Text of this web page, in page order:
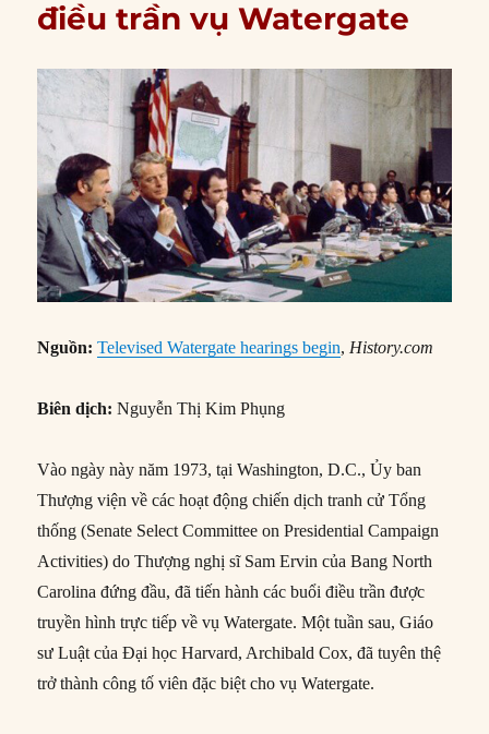
điều trần vụ Watergate
Nguồn: Televised Watergate hearings begin, History.com
Biên dịch: Nguyễn Thị Kim Phụng
Vào ngày này năm 1973, tại Washington, D.C., Ủy ban
Thượng viện về các hoạt động chiến dịch tranh cử Tổng
thống (Senate Select Committee on Presidential Campaign
Activities) do Thượng nghị sĩ Sam Ervin của Bang North
Carolina đứng đầu, đã tiến hành các buổi điều trần được
truyền hình trực tiếp về vụ Watergate. Một tuần sau, Giáo
sư Luật của Đại học Harvard, Archibald Cox, đã tuyên thệ
trở thành công tố viên đặc biệt cho vụ Watergate.